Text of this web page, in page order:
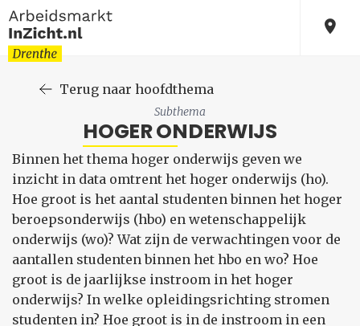
Terug naar hoofdthema
Subthema
HOGER ONDERWIJS
Binnen het thema hoger onderwijs geven we
inzicht in data omtrent het hoger onderwijs (ho).
Hoe groot is het aantal studenten binnen het hoger
beroepsonderwijs (hbo) en wetenschappelijk
onderwijs (wo)? Wat zijn de verwachtingen voor de
aantallen studenten binnen het hbo en wo? Hoe
groot is de jaarlijkse instroom in het hoger
onderwijs? In welke opleidingsrichting stromen
studenten in? Hoe groot is in de instroom in een